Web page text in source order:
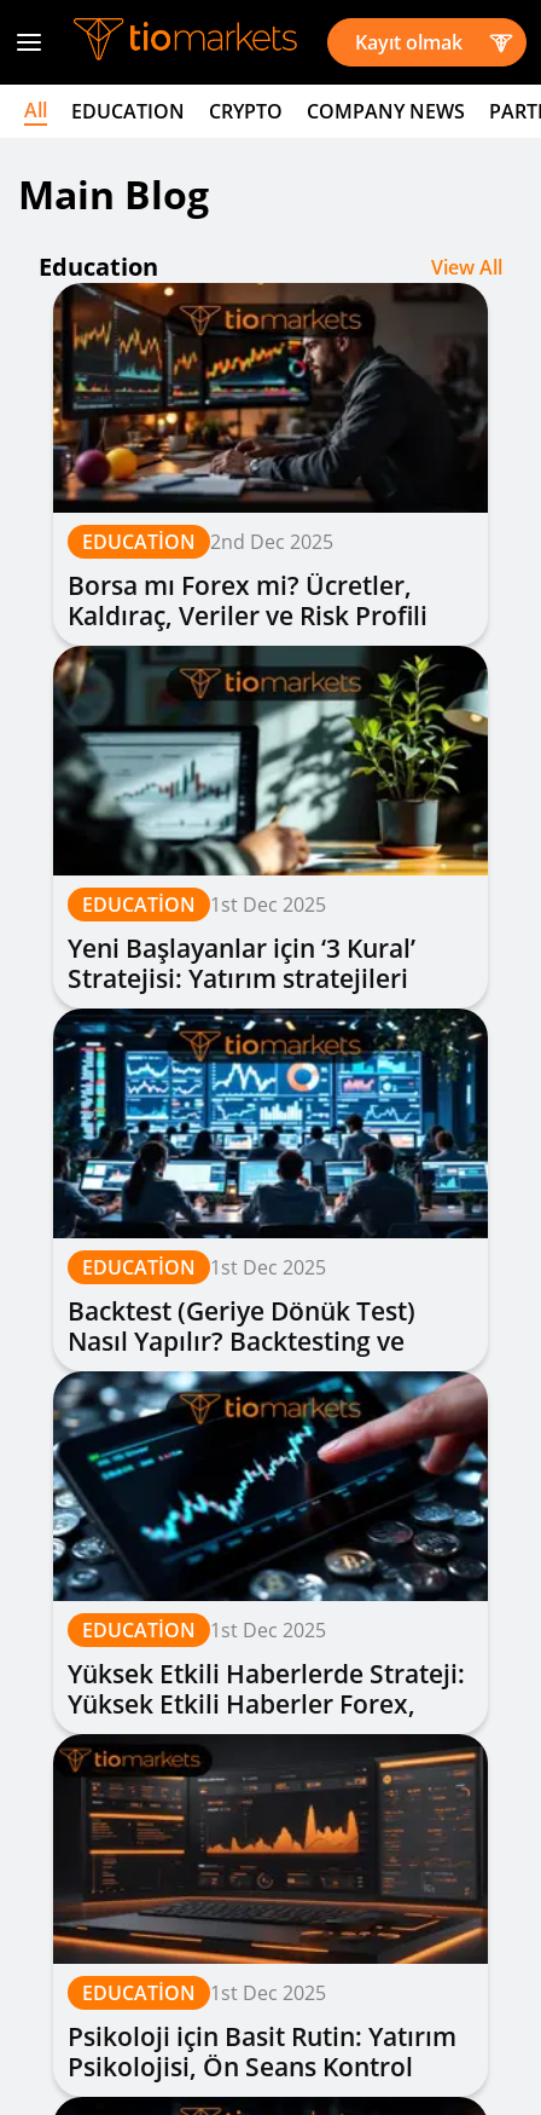
Kayıt olmak
All EDUCATION CRYPTO COMPANY NEWS
Main Blog
Education View All
EDUCATION 2nd Dec 2025
Borsa mı Forex mi? Ücretler,
Kaldıraç, Veriler ve Risk Profili
Karşılaştırması
EDUCATION 1st Dec 2025
Yeni Başlayanlar için ‘3 Kural’
Stratejisi: Yatırım stratejileri
(zaman dilimi, tek indikatör, tek
parite)
EDUCATION 1st Dec 2025
Backtest (Geriye Dönük Test)
Nasıl Yapılır? Backtesting ve
Ücretsiz Araçlarla Geçmiş Test
Adımları
EDUCATION 1st Dec 2025
Yüksek Etkili Haberlerde Strateji:
Yüksek Etkili Haberler Forex,
Slipajdan Kaçınma ve Senaryo
Planlama
EDUCATION 1st Dec 2025
Psikoloji için Basit Rutin: Yatırım
Psikolojisi, Ön Seans Kontrol
Listesi, Hata Defteri ve Molalar